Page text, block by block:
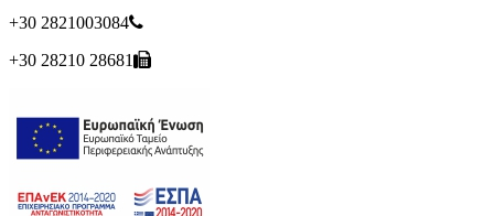
+30 2821003084
+30 28210 28681